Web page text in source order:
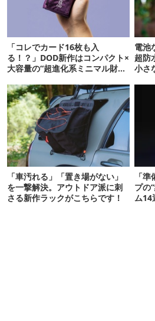
「コレでカード16枚も入
る！？」DOD新作はコンパクト×
大容量の“超進化系ミニマル財
電池
超防
小さ
「車汚れる」「置き場がない」
を一撃解決。アウトドア派に刺
さる新作ラックがこちらです！
「
プの
ム14